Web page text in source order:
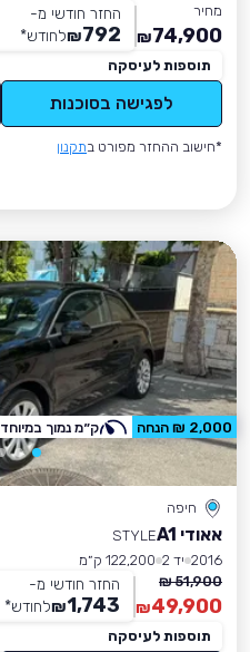
מחיר
74,900
₪
החזר חודשי מ-
792
₪לחודש*
תוספות לעיסקה
לפגישה בסוכנות
*חישוב ההחזר מפורט בתקנון
חיפה
אאודי A1
STYLE
2016 יד 2
122,200 ק״מ
51,900 ₪
49,900
₪
החזר חודשי מ-
1,743
₪לחודש*
תוספות לעיסקה
2,000 ₪ הנחה ק״מ נמוך במיוחד